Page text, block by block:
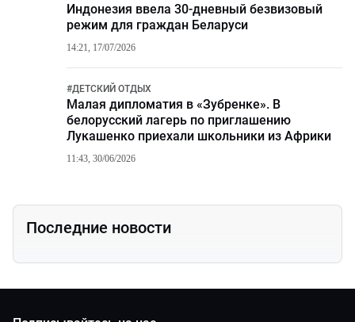
Индонезия ввела 30-дневный безвизовый
режим для граждан Беларуси
14:21, 17/07/2026
#ДЕТСКИЙ ОТДЫХ
Малая дипломатия в «Зубренке». В
белорусский лагерь по приглашению
Лукашенко приехали школьники из Африки
11:43, 30/06/2026
Последние новости